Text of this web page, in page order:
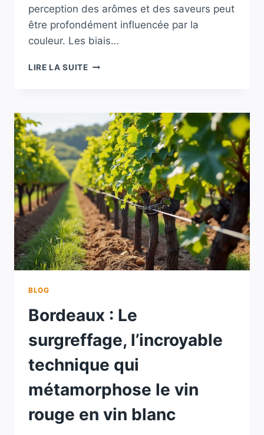
perception des arômes et des saveurs peut
être profondément influencée par la
couleur. Les biais…
LIRE LA SUITEPOURQUOI
EXPERT,
PEUT
PARFOIS
SE
TROMPER
ENTRE
UN
VIN
ROUGE
ET
UN
VIN
BLANC
BLOG
Bordeaux : Le
surgreffage, l’incroyable
technique qui
métamorphose le vin
rouge en vin blanc